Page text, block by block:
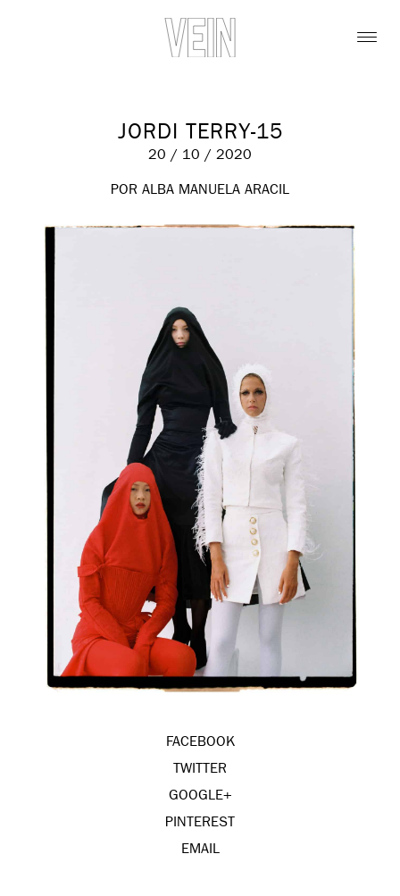
JORDI TERRY-15
20 / 10 / 2020
POR ALBA MANUELA ARACIL
FACEBOOK
TWITTER
GOOGLE+
PINTEREST
EMAIL